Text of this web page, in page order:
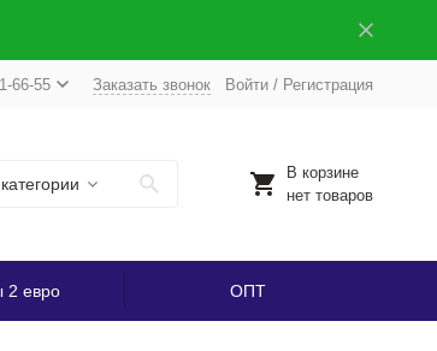
66-55 Заказать звонок Войти/ Регистрация
В корзине
нет товаров
2 евро ОПТ